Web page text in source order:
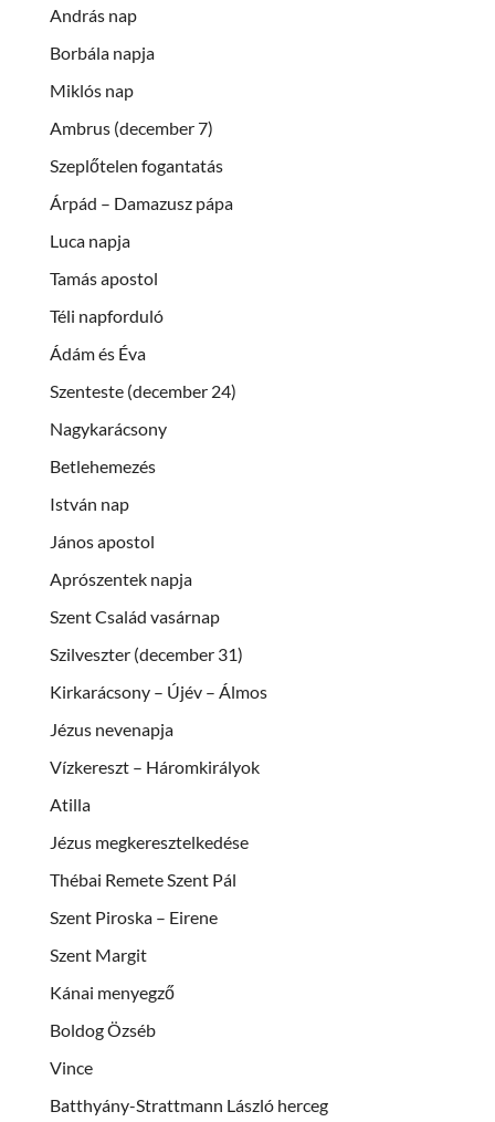
András nap
Borbála napja
Miklós nap
Ambrus (december 7)
Szeplőtelen fogantatás
Árpád – Damazusz pápa
Luca napja
Tamás apostol
Téli napforduló
Ádám és Éva
Szenteste (december 24)
Nagykarácsony
Betlehemezés
István nap
János apostol
Aprószentek napja
Szent Család vasárnap
Szilveszter (december 31)
Kirkarácsony – Újév – Álmos
Jézus nevenapja
Vízkereszt – Háromkirályok
Atilla
Jézus megkeresztelkedése
Thébai Remete Szent Pál
Szent Piroska – Eirene
Szent Margit
Kánai menyegző
Boldog Özséb
Vince
Batthyány-Strattmann László herceg